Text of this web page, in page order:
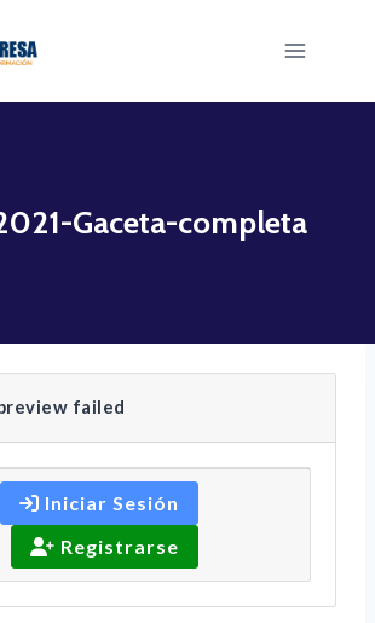
Gaceta-completa
failed
Iniciar Sesión
Registrarse